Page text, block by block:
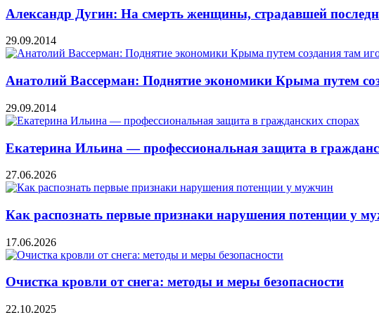
Александр Дугин: На смерть женщины, страдавшей
29.09.2014
Анатолий Вассерман: Поднятие экономики Крыма путем
29.09.2014
Екатерина Ильина — профессиональная защита в
27.06.2026
Как распознать первые признаки нарушения потенции у
17.06.2026
Очистка кровли от снега: методы и меры безопасности
22.10.2025